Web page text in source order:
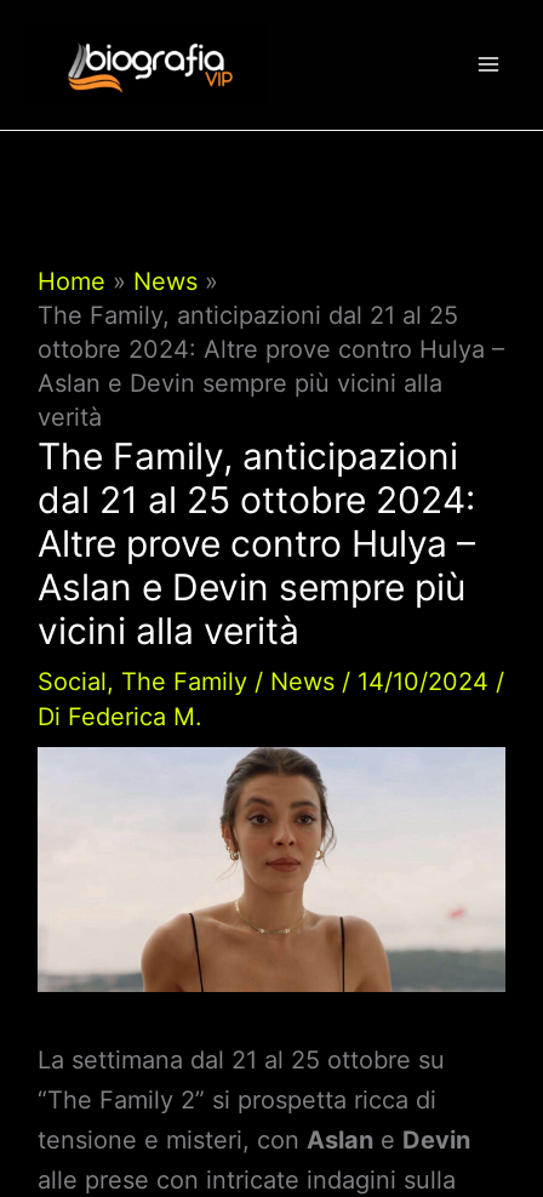
contenuto
Home
News
The Family, anticipazioni dal 21 al 25
ottobre 2024: Altre prove contro Hulya –
Aslan e Devin sempre più vicini alla
verità
The Family, anticipazioni
dal 21 al 25 ottobre 2024:
Altre prove contro Hulya –
Aslan e Devin sempre più
vicini alla verità
Social, The Family/ News/ 14/10/2024 /
Di Federica M.
La settimana dal 21 al 25 ottobre su
“The Family 2” si prospetta ricca di
tensione e misteri, con Aslane Devin
alle prese con intricate indagini sulla